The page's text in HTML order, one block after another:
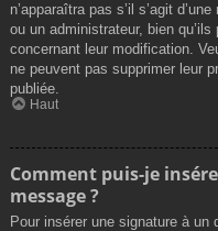
n’apparaîtra pas s’il s’agit
ou un administrateur, bien
concernant leur modification.
ne peuvent pas supprimer leur
publiée.
Haut
Comment puis-je
message ?
Pour insérer une signature à